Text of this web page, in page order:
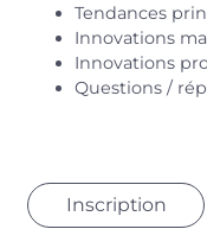
Tendances
Innovations
Innovations
Questions /
Inscription